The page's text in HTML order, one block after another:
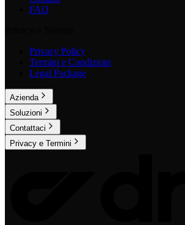
FAQ
Privacy Policy
Termini e Condizioni
Legal Package
Azienda
Soluzioni
Contattaci
Privacy e Termini